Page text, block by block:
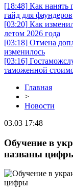
[18:48] Как нанять
гайд для фаундеров
[03:20] Как
летом 2026 года
[03:18] Отмена
изменилось
[03:16]
таможенной
Главная
>
Новости
03.03 17:48
Обучение в
названы